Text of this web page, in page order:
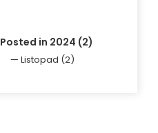
Posted in 2024 (2)
Listopad (2)